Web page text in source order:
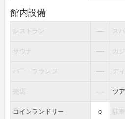
館内設備
レストラン ― スパ
サウナ ― カ
バー・ラウンジ ― デ
売店 ― ツ
コインランドリー ○ 駐